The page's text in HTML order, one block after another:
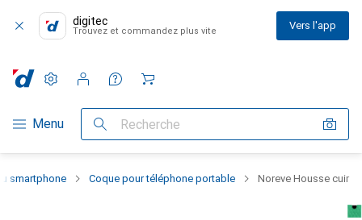
digitec
Trouvez et commandez plus vite Vers l'app
Navigation par catégorie
Menu Recherche
Paramètres
Compte client
Listes de comparaison
Listes d'envies
Panier
smartphone Coque pour téléphone portable Noreve Housse cuir